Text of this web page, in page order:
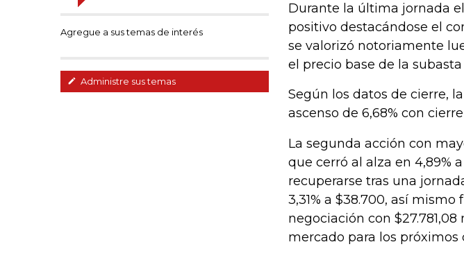
Agregue a sus temas de interés
Administre sus temas
Durante la última jornada
positivo destacándose el
se valorizó notoriamente
el precio base de la subasta
Según los datos de cierre,
ascenso de 6,68% con cierre
La segunda acción con
que cerró al alza en 4,89%
recuperarse tras una
3,31% a $38.700, así
negociación con
mercado para los próximos